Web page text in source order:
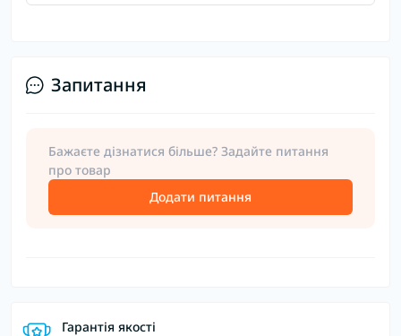
Запитання
Бажаєте дізнатися більше? Задайте питання
про товар
Додати питання
Гарантія якості